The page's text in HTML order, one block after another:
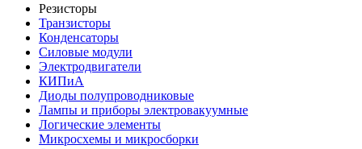
Резисторы
Транзисторы
Конденсаторы
Силовые модули
Электродвигатели
КИПиА
Диоды полупроводниковые
Лампы и приборы электровакуумные
Логические элементы
Микросхемы и микросборки